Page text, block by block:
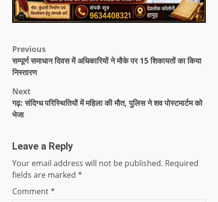
Previous
सम्पूर्ण समाधान दिवस में अधिकारियों ने मौके पर 15 शिकायतों का किया
निस्तारण
Next
गढ़: संदिग्ध परिस्थितियों में महिला की मौत, पुलिस ने शव पोस्टमार्टम को
भेजा
Leave a Reply
Your email address will not be published. Required
fields are marked *
Comment*